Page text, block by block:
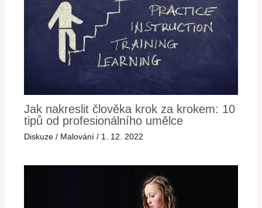
Jak nakreslit člověka krok za krokem: 10
tipů od profesionálního umělce
Diskuze / Malování / 1. 12. 2022